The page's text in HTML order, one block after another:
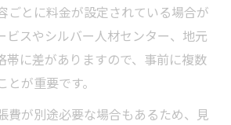
ごとに料金が設定されている場合が
ビスやシルバー人材センター、地元
帯に差がありますので、事前に複数
が重要です。
費が別途必要な場合もあるため、見